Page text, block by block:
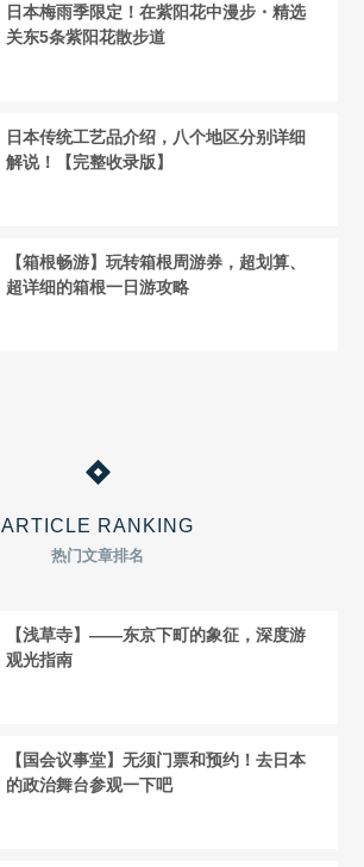
日本梅雨季限定！在紫阳花中漫步・精选
关东5条紫阳花散步道
日本传统工艺品介绍，八个地区分别详细
解说！【完整收录版】
【箱根畅游】玩转箱根周游券，超划算、
超详细的箱根一日游攻略
ARTICLE RANKING
热门文章排名
【浅草寺】——东京下町的象征，深度游
观光指南
【国会议事堂】无须门票和预约！去日本
的政治舞台参观一下吧